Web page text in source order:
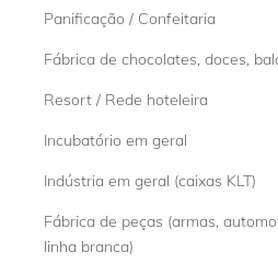
Panificação / Confeitaria
Fábrica de chocolates, doces,
Resort / Rede hoteleira
Incubatório em geral
Indústria em geral (caixas KLT)
Fábrica de peças (armas,
linha branca)